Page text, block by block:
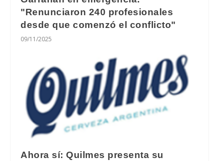
"Renunciaron 240 profesionales
desde que comenzó el conflicto"
09/11/2025
Ahora sí: Quilmes presenta su